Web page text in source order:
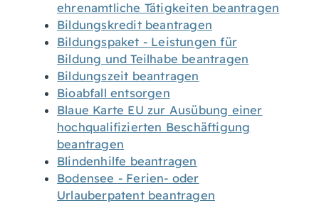
ehrenamtliche Tätigkeiten beantragen
Bildungskredit beantragen
Bildungspaket - Leistungen für
Bildung und Teilhabe beantragen
Bildungszeit beantragen
Bioabfall entsorgen
Blaue Karte EU zur Ausübung einer
hochqualifizierten Beschäftigung
beantragen
Blindenhilfe beantragen
Bodensee - Ferien- oder
Urlauberpatent beantragen